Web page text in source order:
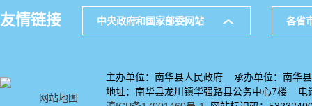
友情链接 中央政府和国家部委网站 各省
网站地图
主办单位：南华县人民政府 承办单位：南华
地址：南华县龙川镇华强路县公务中心7楼